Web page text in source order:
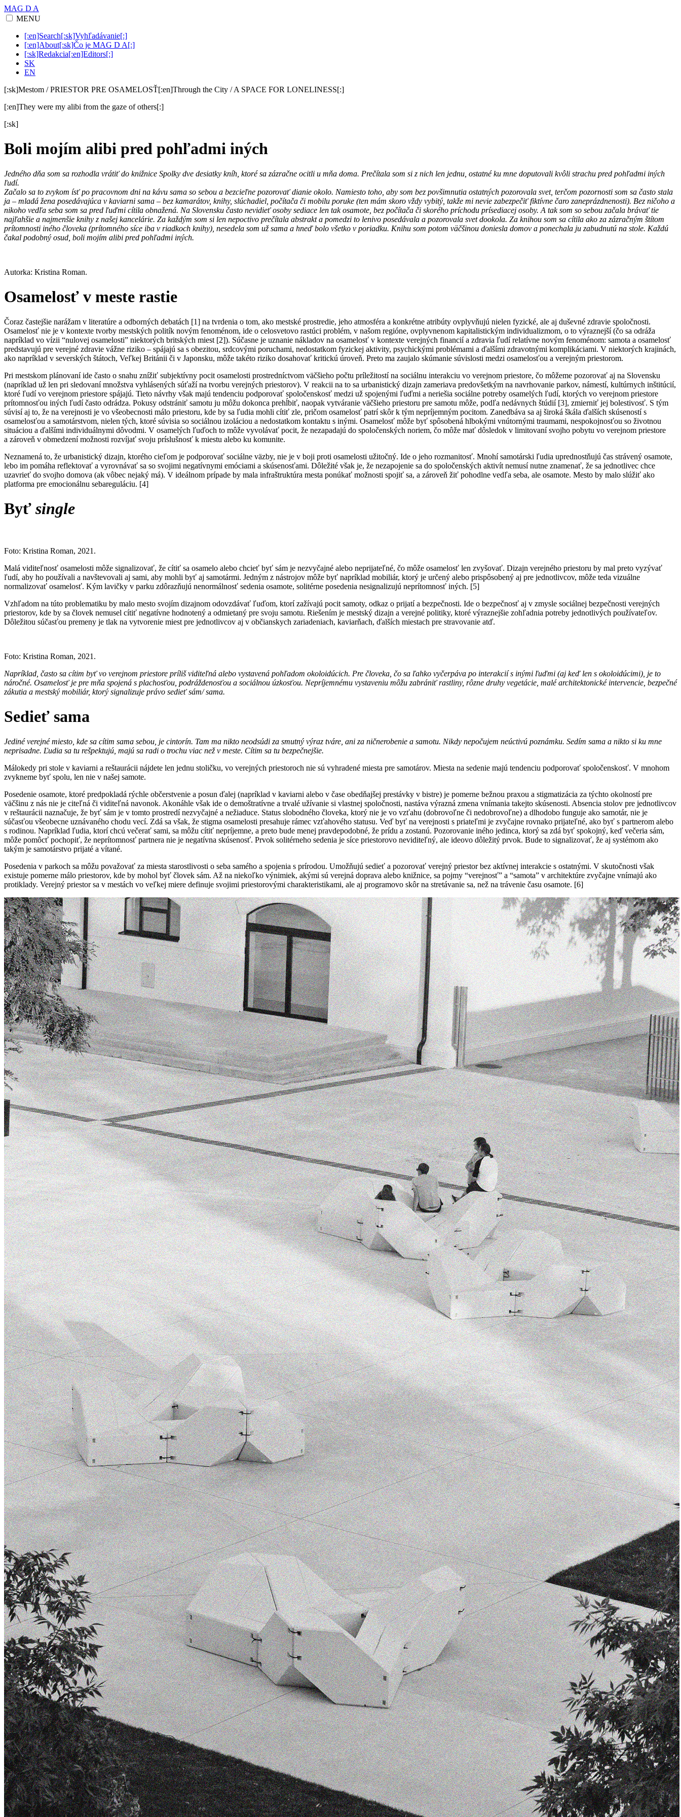
MAG D A
MENU
[:en]Search[:sk]Vyhľadávanie[:]
[:en]About[:sk]Čo je MAG D A[:]
[:sk]Redakcia[:en]Editors[:]
SK
EN
[:sk]Mestom / PRIESTOR PRE OSAMELOSŤ[:en]Through the City / A SPACE FOR LONELINESS[:]
[:en]They were my alibi from the gaze of others[:]
[:sk]
Boli mojím alibi pred pohľadmi iných
Jedného dňa som sa rozhodla vrátiť do knižnice Spolky dve desiatky kníh, ktoré sa zázračne ocitli u mňa doma. Prečítala som si z nich len jednu, ostatné ku mne doputovali kvôli strachu pred pohľadmi iných
ľudí.
Začalo sa to zvykom ísť po pracovnom dni na kávu sama so sebou a bezcieľne pozorovať dianie okolo. Namiesto toho, aby som bez povšimnutia ostatných pozorovala svet, terčom pozornosti som sa často stala
ja – mladá žena posedávajúca v kaviarni sama – bez kamarátov, knihy, slúchadiel, počítača či mobilu poruke (ten mám skoro vždy vybitý, takže mi nevie zabezpečiť fiktívne čaro zaneprázdnenosti). Bez ničoho a
nikoho vedľa seba som sa pred ľuďmi cítila obnažená. Na Slovensku často nevidieť osoby sediace len tak osamote, bez počítača či skorého príchodu prísediacej osoby. A tak som so sebou začala brávať tie
najľahšie a najmenšie knihy z našej kancelárie. Za každým som si len nepoctivo prečítala abstrakt a pomedzi to lenivo posedávala a pozorovala svet dookola. Za knihou som sa cítila ako za zázračným štítom
prítomnosti iného človeka (prítomného síce iba v riadkoch knihy), nesedela som už sama a hneď bolo všetko v poriadku. Knihu som potom väčšinou doniesla domov a ponechala ju zabudnutú na stole. Každú
čakal podobný osud, boli mojím alibi pred pohľadmi iných.
Autorka: Kristina Roman.
Osamelosť v meste rastie
Čoraz častejšie narážam v literatúre a odborných debatách [1] na tvrdenia o tom, ako mestské prostredie, jeho atmosféra a konkrétne atribúty ovplyvňujú nielen fyzické, ale aj duševné zdravie spoločnosti.
Osamelosť nie je v kontexte tvorby mestských politík novým fenoménom, ide o celosvetovo rastúci problém, v našom regióne, ovplyvnenom kapitalistickým individualizmom, o to výraznejší (čo sa odráža
napríklad vo vízii “nulovej osamelosti” niektorých britských miest [2]). Súčasne je uznanie nákladov na osamelosť v kontexte verejných financií a zdravia ľudí relatívne novým fenoménom: samota a osamelosť
predstavujú pre verejné zdravie vážne riziko – spájajú sa s obezitou, srdcovými poruchami, nedostatkom fyzickej aktivity, psychickými problémami a ďalšími zdravotnými komplikáciami. V niektorých krajinách,
ako napríklad v severských štátoch, Veľkej Británii či v Japonsku, môže takéto riziko dosahovať kritickú úroveň. Preto ma zaujalo skúmanie súvislosti medzi osamelosťou a verejným priestorom.
Pri mestskom plánovaní ide často o snahu znížiť subjektívny pocit osamelosti prostredníctvom väčšieho počtu príležitostí na sociálnu interakciu vo verejnom priestore, čo môžeme pozorovať aj na Slovensku
(napríklad už len pri sledovaní množstva vyhlásených súťaží na tvorbu verejných priestorov). V reakcii na to sa urbanistický dizajn zameriava predovšetkým na navrhovanie parkov, námestí, kultúrnych inštitúcií,
ktoré ľudí vo verejnom priestore spájajú. Tieto návrhy však majú tendenciu podporovať spoločenskosť medzi už spojenými ľuďmi a neriešia sociálne potreby osamelých ľudí, ktorých vo verejnom priestore
prítomnosťou iných ľudí často odrádza. Pokusy odstrániť samotu ju môžu dokonca prehĺbiť, naopak vytváranie väčšieho priestoru pre samotu môže, podľa nedávnych štúdií [3], zmierniť jej bolestivosť. S tým
súvisí aj to, že na verejnosti je vo všeobecnosti málo priestoru, kde by sa ľudia mohli cítiť zle, pričom osamelosť patrí skôr k tým nepríjemným pocitom. Zanedbáva sa aj široká škála ďalších skúseností s
osamelosťou a samotárstvom, nielen tých, ktoré súvisia so sociálnou izoláciou a nedostatkom kontaktu s inými. Osamelosť môže byť spôsobená hlbokými vnútornými traumami, nespokojnosťou so životnou
situáciou a ďalšími individuálnymi dôvodmi. V osamelých ľuďoch to môže vyvolávať pocit, že nezapadajú do spoločenských noriem, čo môže mať dôsledok v limitovaní svojho pobytu vo verejnom priestore
a zároveň v obmedzení možnosti rozvíjať svoju príslušnosť k miestu alebo ku komunite.
Neznamená to, že urbanistický dizajn, ktorého cieľom je podporovať sociálne väzby, nie je v boji proti osamelosti užitočný. Ide o jeho rozmanitosť. Mnohí samotárski ľudia uprednostňujú čas strávený osamote,
lebo im pomáha reflektovať a vyrovnávať sa so svojimi negatívnymi emóciami a skúsenosťami. Dôležité však je, že nezapojenie sa do spoločenských aktivít nemusí nutne znamenať, že sa jednotlivec chce
uzavrieť do svojho domova (ak vôbec nejaký má). V ideálnom prípade by mala infraštruktúra mesta ponúkať možnosti spojiť sa, a zároveň žiť pohodlne vedľa seba, ale osamote. Mesto by malo slúžiť ako
platforma pre emocionálnu sebareguláciu. [4]
Byť single
Foto: Kristina Roman, 2021.
Malá viditeľnosť osamelosti môže signalizovať, že cítiť sa osamelo alebo chcieť byť sám je nezvyčajné alebo neprijateľné, čo môže osamelosť len zvyšovať. Dizajn verejného priestoru by mal preto vyzývať
ľudí, aby ho používali a navštevovali aj sami, aby mohli byť aj samotármi. Jedným z nástrojov môže byť napríklad mobiliár, ktorý je určený alebo prispôsobený aj pre jednotlivcov, môže teda vizuálne
normalizovať osamelosť. Kým lavičky v parku zdôrazňujú nenormálnosť sedenia osamote, solitérne posedenia nesignalizujú neprítomnosť iných. [5]
Vzhľadom na túto problematiku by malo mesto svojím dizajnom odovzdávať ľuďom, ktorí zažívajú pocit samoty, odkaz o prijatí a bezpečnosti. Ide o bezpečnosť aj v zmysle sociálnej bezpečnosti verejných
priestorov, kde by sa človek nemusel cítiť negatívne hodnotený a odmietaný pre svoju samotu. Riešením je mestský dizajn a verejné politiky, ktoré výraznejšie zohľadnia potreby jednotlivých používateľov.
Dôležitou súčasťou premeny je tlak na vytvorenie miest pre jednotlivcov aj v občianskych zariadeniach, kaviarňach, ďalších miestach pre stravovanie atď.
Foto: Kristina Roman, 2021.
Napríklad, často sa cítim byť vo verejnom priestore príliš viditeľná alebo vystavená pohľadom okoloidúcich. Pre človeka, čo sa ľahko vyčerpáva po interakcií s inými ľuďmi (aj keď len s okoloidúcimi), je to
náročné. Osamelosť je pre mňa spojená s plachosťou, podráždenosťou a sociálnou úzkosťou. Nepríjemnému vystaveniu môžu zabrániť rastliny, rôzne druhy vegetácie, malé architektonické intervencie, bezpečné
zákutia a mestský mobiliár, ktorý signalizuje právo sedieť sám/ sama.
Sedieť sama
Jediné verejné miesto, kde sa cítim sama sebou, je cintorín. Tam ma nikto neodsúdi za smutný výraz tváre, ani za ničnerobenie a samotu. Nikdy nepočujem neúctivú poznámku. Sedím sama a nikto si ku mne
neprisadne. Ľudia sa tu rešpektujú, majú sa radi o trochu viac než v meste. Cítim sa tu bezpečnejšie.
Málokedy pri stole v kaviarni a reštaurácii nájdete len jednu stoličku, vo verejných priestoroch nie sú vyhradené miesta pre samotárov. Miesta na sedenie majú tendenciu podporovať spoločenskosť. V mnohom
zvykneme byť spolu, len nie v našej samote.
Posedenie osamote, ktoré predpokladá rýchle občerstvenie a posun ďalej (napríklad v kaviarni alebo v čase obedňajšej prestávky v bistre) je pomerne bežnou praxou a stigmatizácia za týchto okolností pre
väčšinu z nás nie je citeľná či viditeľná navonok. Akonáhle však ide o demoštratívne a trvalé užívanie si vlastnej spoločnosti, nastáva výrazná zmena vnímania takejto skúsenosti. Absencia stolov pre jednotlivcov
v reštaurácii naznačuje, že byť sám je v tomto prostredí nezvyčajné a nežiaduce. Status slobodného človeka, ktorý nie je vo vzťahu (dobrovoľne či nedobrovoľne) a dlhodobo funguje ako samotár, nie je
súčasťou všeobecne uznávaného chodu vecí. Zdá sa však, že stigma osamelosti presahuje rámec vzťahového statusu. Veď byť na verejnosti s priateľmi je zvyčajne rovnako prijateľné, ako byť s partnerom alebo
s rodinou. Napríklad ľudia, ktorí chcú večerať sami, sa môžu cítiť nepríjemne, a preto bude menej pravdepodobné, že prídu a zostanú. Pozorovanie iného jedinca, ktorý sa zdá byť spokojný, keď večeria sám,
môže pomôcť pochopiť, že neprítomnosť partnera nie je negatívna skúsenosť. Prvok solitérneho sedenia je síce priestorovo neviditeľný, ale ideovo dôležitý prvok. Bude to signalizovať, že aj systémom ako
takým je samotárstvo prijaté a vítané.
Posedenia v parkoch sa môžu považovať za miesta starostlivosti o seba samého a spojenia s prírodou. Umožňujú sedieť a pozorovať verejný priestor bez aktívnej interakcie s ostatnými. V skutočnosti však
existuje pomerne málo priestorov, kde by mohol byť človek sám. Až na niekoľko výnimiek, akými sú verejná doprava alebo knižnice, sa pojmy “verejnosť” a “samota” v architektúre zvyčajne vnímajú ako
protiklady. Verejný priestor sa v mestách vo veľkej miere definuje svojimi priestorovými charakteristikami, ale aj programovo skôr na stretávanie sa, než na trávenie času osamote. [6]